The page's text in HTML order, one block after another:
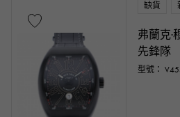
缺貨
弗蘭克·
先鋒隊
型號：